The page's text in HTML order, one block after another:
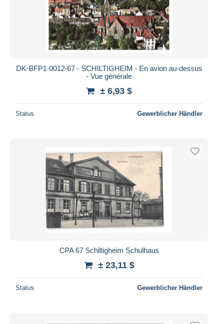
DK-BFP1-0012-67 - SCHILTIGHEIM - En avion au-dessus
- Vue générale
± 6,93 $
Status Gewerblicher Händler
CPA 67 Schiltigheim Schulhaus
± 23,11 $
Status Gewerblicher Händler